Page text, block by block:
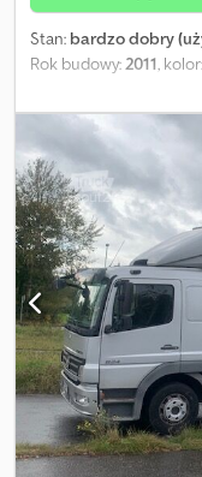
Stan: bardzo dobry
Rok budowy:2011, kolor:
objętość przestrzeni
ładunkowej:
mm
, wysokość
kontenera:24 stopa
,
Krone i Kerex - Dach
podporowe -
Dcjdjqk R I Nopfx Ahiek
- Masa własna: 3280 kg
wewnętrzne: Dł.=7250
Podłoga wykonana z
perforowanych typu
wymiennych nadwozi
możliwa za dopłatą
POGLĄDOWE Godziny
lub według